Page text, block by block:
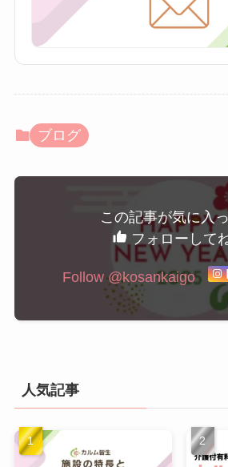
ブログ
この記事が気に入
フォローして
Follow @kosankaigo
人気記事